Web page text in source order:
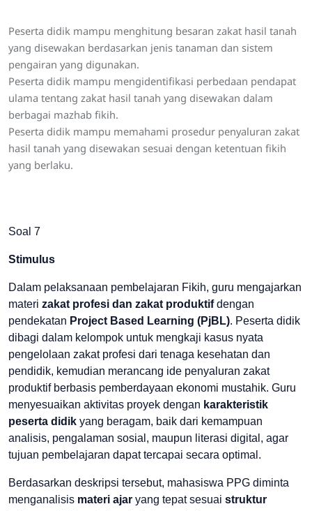
Peserta didik mampu menghitung besaran zakat hasil tanah
yang disewakan berdasarkan jenis tanaman dan sistem
pengairan yang digunakan.
Peserta didik mampu mengidentifikasi perbedaan pendapat
ulama tentang zakat hasil tanah yang disewakan dalam
berbagai mazhab fikih.
Peserta didik mampu memahami prosedur penyaluran zakat
hasil tanah yang disewakan sesuai dengan ketentuan fikih
yang berlaku.
Soal 7
Stimulus
Dalam pelaksanaan pembelajaran Fikih, guru mengajarkan
materi zakat profesi dan zakat produktifdengan
pendekatan Project Based Learning (PjBL). Peserta didik
dibagi dalam kelompok untuk mengkaji kasus nyata
pengelolaan zakat profesi dari tenaga kesehatan dan
pendidik, kemudian merancang ide penyaluran zakat
produktif berbasis pemberdayaan ekonomi mustahik. Guru
menyesuaikan aktivitas proyek dengan karakteristik
peserta didik yang beragam, baik dari kemampuan
analisis, pengalaman sosial, maupun literasi digital, agar
tujuan pembelajaran dapat tercapai secara optimal.
Berdasarkan deskripsi tersebut, mahasiswa PPG diminta
menganalisis materi ajar yang tepat sesuai struktur